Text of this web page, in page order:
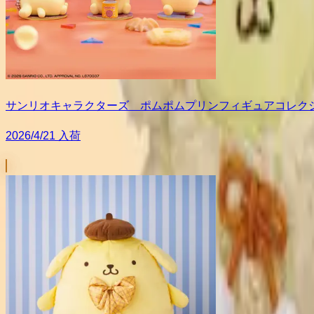
サンリオキャラクターズ ポムポムプリンフィギュアコレク
2026/4/21 入荷